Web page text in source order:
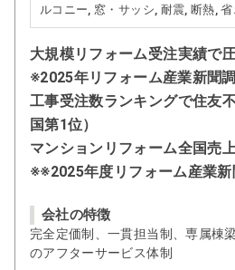
ルコニー, 窓・サッシ, 耐震, 断熱,
大規模リフォーム受注実績で
※2025年リフォーム産業新聞
工事受注数ランキングで住友
国第1位）
マンションリフォーム全国売
※※2025年度リフォーム産業新
会社の特徴
完全定価制、一貫担当制、専属棟
のアフターサービス体制